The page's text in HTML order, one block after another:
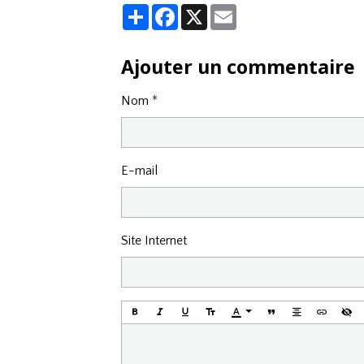
PartagerFacebook
X
Ajouter un commentaire
Nom
E-mail
Site Internet